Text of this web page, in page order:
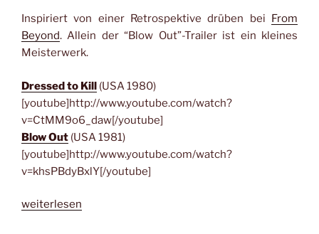
Inspiriert von einer Retrospektive drüben bei From
Beyond. Allein der “Blow Out”-Trailer ist ein kleines
Meisterwerk.
Dressed to Kill (USA 1980)
[youtube]http://www.youtube.com/watch?
v=CtMM9o6_daw[/youtube]
Blow Out (USA 1981)
[youtube]http://www.youtube.com/watch?
v=khsPBdyBxlY[/youtube]
„Werbeklassiker:
weiterlesen